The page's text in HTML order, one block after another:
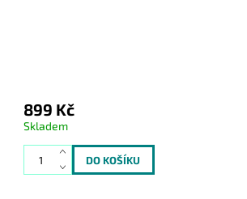
899 Kč
Skladem